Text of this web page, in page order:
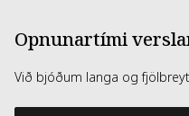
Opnunartími
Við bjóðum langa og